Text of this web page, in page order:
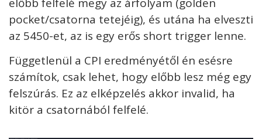
pocket/csatorna tetejéig), és utána ha elveszti
az 5450-et, az is egy erős short trigger lenne.
Függetlenül a CPI eredményétől én esésre
számítok, csak lehet, hogy előbb lesz még egy
felszúrás. Ez az elképzelés akkor invalid, ha
kitör a csatornából felfelé.